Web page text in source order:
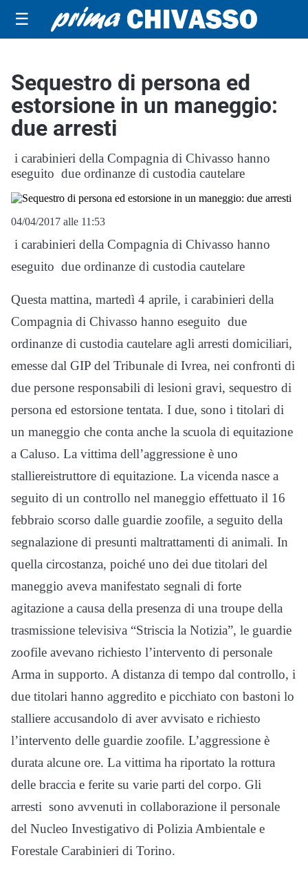
☰
Sequestro di persona ed
estorsione in un maneggio:
due arresti
i carabinieri della Compagnia di Chivasso hanno
eseguito due ordinanze di custodia cautelare
04/04/2017 alle 11:53
i carabinieri della Compagnia di Chivasso hanno
eseguito due ordinanze di custodia cautelare
Questa mattina, martedì 4 aprile, i carabinieri della
Compagnia di Chivasso hanno eseguito due
ordinanze di custodia cautelare agli arresti domiciliari,
emesse dal GIP del Tribunale di Ivrea, nei confronti di
due persone responsabili di lesioni gravi, sequestro di
persona ed estorsione tentata. I due, sono i titolari di
un maneggio che conta anche la scuola di equitazione
a Caluso. La vittima dell’aggressione è uno
stalliereistruttore di equitazione. La vicenda nasce a
seguito di un controllo nel maneggio effettuato il 16
febbraio scorso dalle guardie zoofile, a seguito della
segnalazione di presunti maltrattamenti di animali. In
quella circostanza, poiché uno dei due titolari del
maneggio aveva manifestato segnali di forte
agitazione a causa della presenza di una troupe della
trasmissione televisiva “Striscia la Notizia”, le guardie
zoofile avevano richiesto l’intervento di personale
Arma in supporto. A distanza di tempo dal controllo, i
due titolari hanno aggredito e picchiato con bastoni lo
stalliere accusandolo di aver avvisato e richiesto
l’intervento delle guardie zoofile. L’aggressione è
durata alcune ore. La vittima ha riportato la rottura
delle braccia e ferite su varie parti del corpo. Gli
arresti sono avvenuti in collaborazione il personale
del Nucleo Investigativo di Polizia Ambientale e
Forestale Carabinieri di Torino.